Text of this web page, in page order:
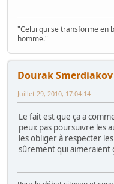
"Celui qui se transforme en
homme."
Dourak Smerdiakov
Juillet 29, 2010, 17:04:14
Le fait est que ça a
peux pas poursuivre les
les obliger à respecter
sûrement qui aimeraient